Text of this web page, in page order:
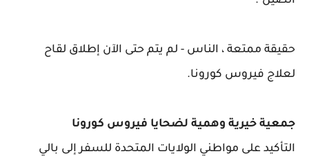
حقيقة ممتعة ، الناس - لم يتم حتى الآن إطلاق لقاح
لعلاج فيروس كورونا.
جمعية خيرية وهمية لضحايا فيروس كورونا
التأكيد على مواطني الولايات المتحدة للسفر إلى بالي